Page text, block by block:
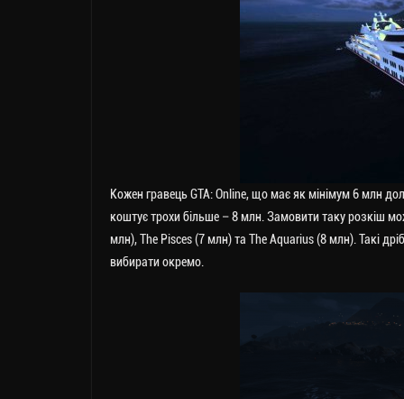
Кожен гравець GTA: Online, що має як мінімум 6 млн
коштує трохи більше – 8 млн. Замовити таку розкіш
млн), The Pisces (7 млн) та The Aquarius (8 млн). Такі
вибирати окремо.